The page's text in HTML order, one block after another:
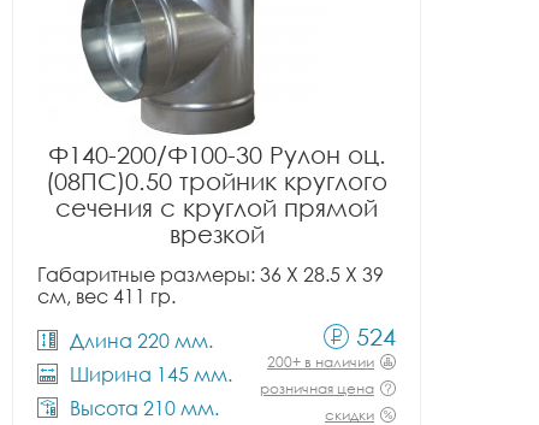
Ф140-200/Ф100-30 Рулон оц.
(08ПС)0.50 тройник круглого
сечения с круглой прямой
врезкой
Габаритные размеры: 36 X 28.5 X 39
см, вес 411 гр.
Длина 220 мм.
Ширина 145 мм.
Высота 210 мм.
524
200+ в наличии
розничная цена
скидки